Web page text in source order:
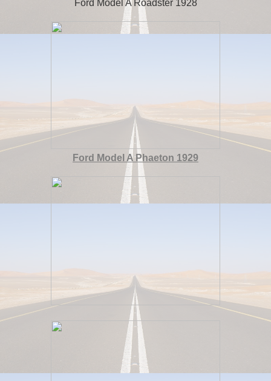
Ford Model A Roadster 1928
Ford Model A Phaeton 1929